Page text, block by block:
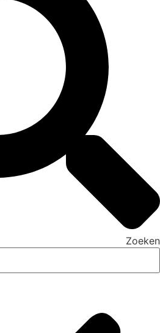
Zoeken